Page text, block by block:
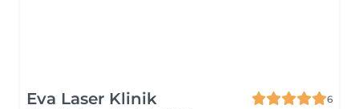
Eva Laser Klinik
6